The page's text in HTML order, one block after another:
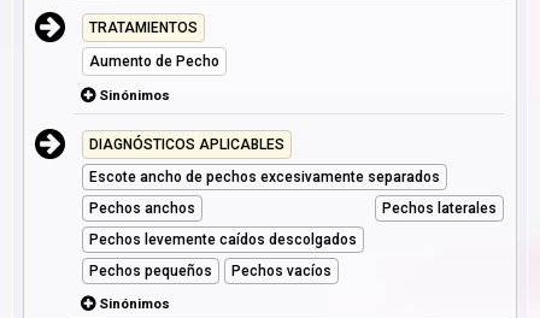
TRATAMIENTOS
Aumento de Pecho
Sinónimos
DIAGNÓSTICOS APLICABLES
Escote ancho de pechos excesivamente separados
Pechos anchos
Pechos laterales
Pechos levemente caídos descolgados
Pechos pequeños
Pechos vacíos
Sinónimos